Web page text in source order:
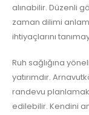
alınabilir. Düzenli
zaman dilimi
ihtiyaçlarını
Ruh sağlığına
yatırımdır.
randevu
edilebilir. Kendini